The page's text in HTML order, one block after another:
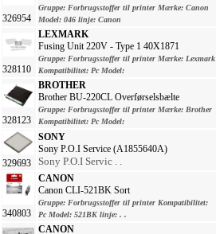
326954
Gruppe: Forbrugsstoffer til printer Mærke: Canon
Model: 046 linje: Canon
328110
LEXMARK
Fusing Unit 220V - Type 1 40X1871
Gruppe: Forbrugsstoffer til printer Mærke: Lexmark
Kompatibilitet: Pc Model:
328123
BROTHER
Brother BU-220CL Overførselsbælte
Gruppe: Forbrugsstoffer til printer Mærke: Brother
Kompatibilitet: Pc Model:
329693
SONY
Sony P.O.I Service (A1855640A)
Sony P.O.I Servic . .
340803
CANON
Canon CLI-521BK Sort
Gruppe: Forbrugsstoffer til printer Kompatibilitet:
Pc Model: 521BK linje: . .
CANON